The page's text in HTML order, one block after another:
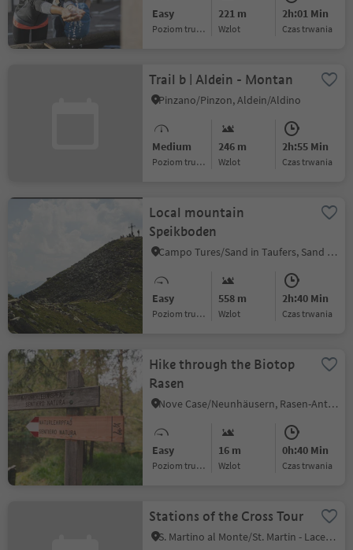
Easy
Poziom trudności
221 m
Wzlot
2h:01 Min
czas trwania
Trail b | Aldein - Montan
Pinzano/Pinzon, Aldein/Aldino
Medium
Poziom trudności
246 m
Wzlot
2h:55 Min
czas trwania
Local mountain
Speikboden
Campo Tures/Sand in Taufers, Sand in Taufers/Campo Tures, Ahrntal/Valle Aurina
Easy
Poziom trudności
558 m
Wzlot
2h:40 Min
czas trwania
Hike through the Biotop
Rasen
Nove Case/Neunhäusern, Rasen-Antholz/Rasun Anterselva, Dolomites Region Kronplatz/Plan de Corones
Easy
Poziom trudności
16 m
Wzlot
0h:40 Min
czas trwania
Stations of the Cross Tour
S. Martino al Monte/St. Martin - Laces/Latsch, Latsch/Laces, Vinschgau/Val Venosta